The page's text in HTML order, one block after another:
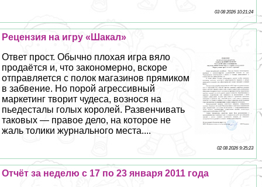
03 08 2026 10:21:24
Рецензия на игру «Шакал»
Ответ прост. Обычно плохая игра вяло
продаётся и, что закономерно, вскоре
отправляется с полок магазинов прямиком
в забвение. Но порой агрессивный
маркетинг творит чудеса, вознося на
пьедесталы гoлых королей. Развенчивать
таковых — правое дело, на которое не
жаль толики журнального места....
02 08 2026 9:35:23
Отчёт за неделю с 17 по 23 января 2011 года